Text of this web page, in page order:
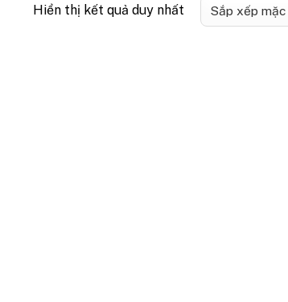
Hiển thị kết quả duy nhất